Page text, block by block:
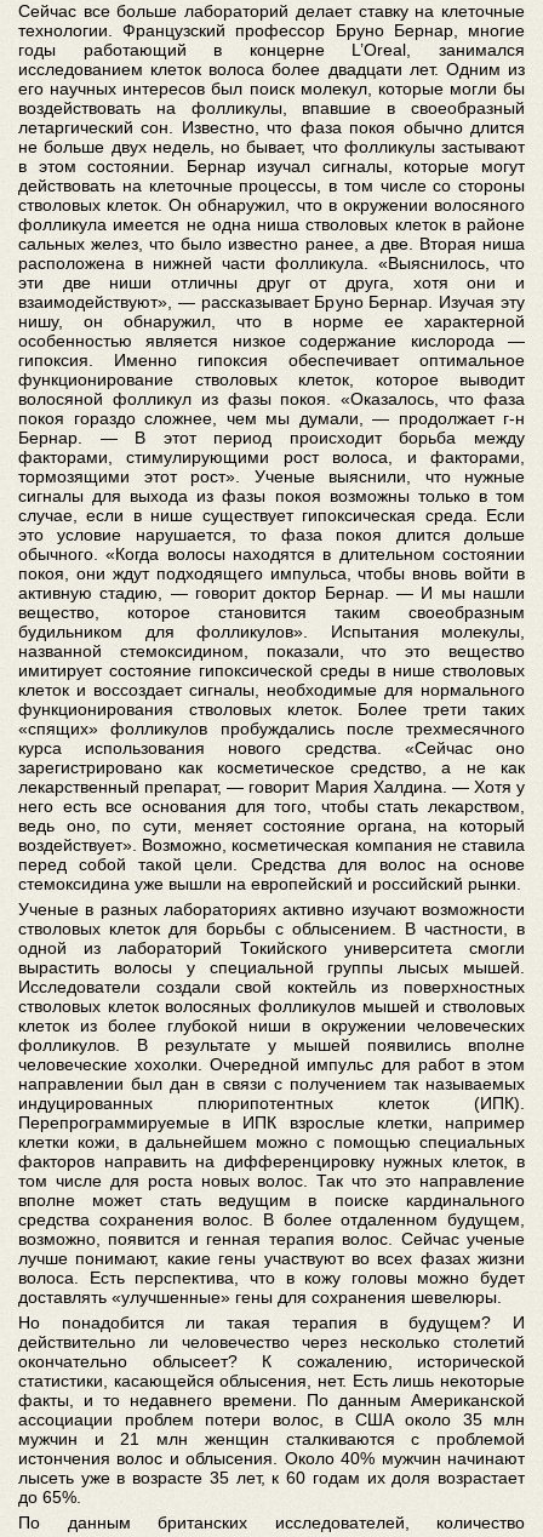
Сейчас все больше лабораторий делает ставку на клеточные
технологии. Французский профессор Бруно Бернар, многие
годы работающий в концерне L’Oreal, занимался
исследованием клеток волоса более двадцати лет. Одним из
его научных интересов был поиск молекул, которые могли бы
воздействовать на фолликулы, впавшие в своеобразный
летаргический сон. Известно, что фаза покоя обычно длится
не больше двух недель, но бывает, что фолликулы застывают
в этом состоянии. Бернар изучал сигналы, которые могут
действовать на клеточные процессы, в том числе со стороны
стволовых клеток. Он обнаружил, что в окружении волосяного
фолликула имеется не одна ниша стволовых клеток в районе
сальных желез, что было известно ранее, а две. Вторая ниша
расположена в нижней части фолликула. «Выяснилось, что
эти две ниши отличны друг от друга, хотя они и
взаимодействуют», — рассказывает Бруно Бернар. Изучая эту
нишу, он обнаружил, что в норме ее характерной
особенностью является низкое содержание кислорода —
гипоксия. Именно гипоксия обеспечивает оптимальное
функционирование стволовых клеток, которое выводит
волосяной фолликул из фазы покоя. «Оказалось, что фаза
покоя гораздо сложнее, чем мы думали, — продолжает г-н
Бернар. — В этот период происходит борьба между
факторами, стимулирующими рост волоса, и факторами,
тормозящими этот рост». Ученые выяснили, что нужные
сигналы для выхода из фазы покоя возможны только в том
случае, если в нише существует гипоксическая среда. Если
это условие нарушается, то фаза покоя длится дольше
обычного. «Когда волосы находятся в длительном состоянии
покоя, они ждут подходящего импульса, чтобы вновь войти в
активную стадию, — говорит доктор Бернар. — И мы нашли
вещество, которое становится таким своеобразным
будильником для фолликулов». Испытания молекулы,
названной стемоксидином, показали, что это вещество
имитирует состояние гипоксической среды в нише стволовых
клеток и воссоздает сигналы, необходимые для нормального
функционирования стволовых клеток. Более трети таких
«спящих» фолликулов пробуждались после трехмесячного
курса использования нового средства. «Сейчас оно
зарегистрировано как косметическое средство, а не как
лекарственный препарат, — говорит Мария Халдина. — Хотя у
него есть все основания для того, чтобы стать лекарством,
ведь оно, по сути, меняет состояние органа, на который
воздействует». Возможно, косметическая компания не ставила
перед собой такой цели. Средства для волос на основе
стемоксидина уже вышли на европейский и российский рынки.
Ученые в разных лабораториях активно изучают возможности
стволовых клеток для борьбы с облысением. В частности, в
одной из лабораторий Токийского университета смогли
вырастить волосы у специальной группы лысых мышей.
Исследователи создали свой коктейль из поверхностных
стволовых клеток волосяных фолликулов мышей и стволовых
клеток из более глубокой ниши в окружении человеческих
фолликулов. В результате у мышей появились вполне
человеческие хохолки. Очередной импульс для работ в этом
направлении был дан в связи с получением так называемых
индуцированных плюрипотентных клеток (ИПК).
Перепрограммируемые в ИПК взрослые клетки, например
клетки кожи, в дальнейшем можно с помощью специальных
факторов направить на дифференцировку нужных клеток, в
том числе для роста новых волос. Так что это направление
вполне может стать ведущим в поиске кардинального
средства сохранения волос. В более отдаленном будущем,
возможно, появится и генная терапия волос. Сейчас ученые
лучше понимают, какие гены участвуют во всех фазах жизни
волоса. Есть перспектива, что в кожу головы можно будет
доставлять «улучшенные» гены для сохранения шевелюры.
Но понадобится ли такая терапия в будущем? И
действительно ли человечество через несколько столетий
окончательно облысеет? К сожалению, исторической
статистики, касающейся облысения, нет. Есть лишь некоторые
факты, и то недавнего времени. По данным Американской
ассоциации проблем потери волос, в США около 35 млн
мужчин и 21 млн женщин сталкиваются с проблемой
истончения волос и облысения. Около 40% мужчин начинают
лысеть уже в возрасте 35 лет, к 60 годам их доля возрастает
до 65%.
По данным британских исследователей, количество